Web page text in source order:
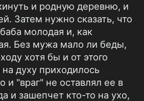
и родную деревню, и
Затем нужно сказать, что
молодая и, как
Без мужа мало ли беды,
хотя бы и от этого
духу приходилось
и "враг" не оставлял ее в
и зашепчет кто-то на ухо,